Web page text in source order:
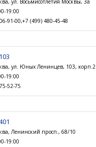
ул. Восьмисотлетия Москвы, 3а
19:00
91-00,+7 (499) 480-45-48
ул. Юных Ленинцев, 103, корп.2
19:00
52-75
Ленинский просп., 68/10
19:00